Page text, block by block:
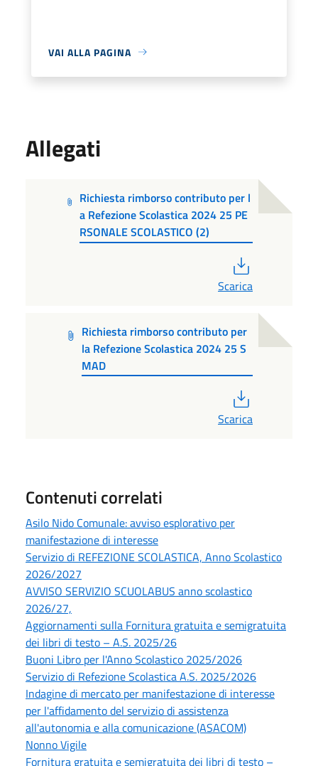
VAI ALLA PAGINA
Allegati
Richiesta rimborso contributo per l
a Refezione Scolastica 2024 25 PE
RSONALE SCOLASTICO (2)
Scarica
Richiesta rimborso contributo per
la Refezione Scolastica 2024 25 S
MAD
Scarica
Contenuti correlati
Asilo Nido Comunale: avviso esplorativo per
manifestazione di interesse
Servizio di REFEZIONE SCOLASTICA, Anno Scolastico
2026/2027
AVVISO SERVIZIO SCUOLABUS anno scolastico
2026/27,
Aggiornamenti sulla Fornitura gratuita e semigratuita
dei libri di testo – A.S. 2025/26
Buoni Libro per l'Anno Scolastico 2025/2026
Servizio di Refezione Scolastica A.S. 2025/2026
Indagine di mercato per manifestazione di interesse
per l'affidamento del servizio di assistenza
all'autonomia e alla comunicazione (ASACOM)
Nonno Vigile
Fornitura gratuita e semigratuita dei libri di testo –